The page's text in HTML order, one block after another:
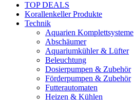
TOP DEALS
Korallenkeller Produkte
Technik
Aquarien Komplettsysteme
Abschäumer
Aquariumkühler & Lüfter
Beleuchtung
Dosierpumpen & Zubehör
Förderpumpen & Zubehör
Futterautomaten
Heizen & Kühlen